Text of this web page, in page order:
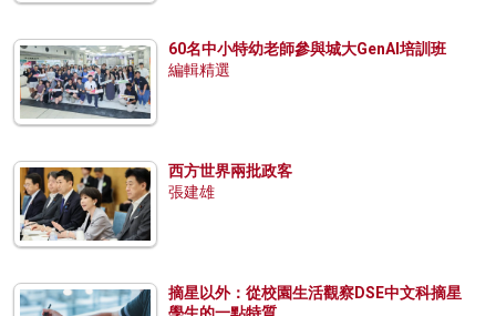
60名中小特幼老師參與城大GenAI培訓班
編輯精選
西方世界兩批政客
張建雄
摘星以外：從校園生活觀察DSE中文科摘星